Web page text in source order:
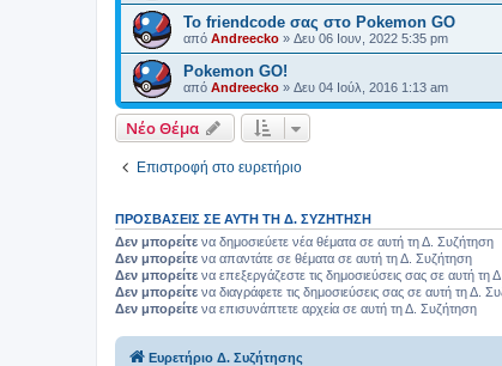
Το friendcode σας στο Pokemon GO
από Andreecko » Δευ 06 Ιουν, 2022 5:35 pm
Pokemon GO!
από Andreecko » Δευ 04 Ιούλ, 2016 1:13 am
Νέο Θέμα
Επιστροφή στο ευρετήριο
ΠΡΟΣΒΆΣΕΙΣ ΣΕ ΑΥΤΉ ΤΗ Δ. ΣΥΖΉΤΗΣΗ
Δεν μπορείτε να δημοσιεύετε νέα θέματα σε αυτή τη Δ. Συζήτηση
Δεν μπορείτε να απαντάτε σε θέματα σε αυτή τη Δ. Συζήτηση
Δεν μπορείτε να επεξεργάζεστε τις δημοσιεύσεις σας σε αυτή τη
Δεν μπορείτε να διαγράφετε τις δημοσιεύσεις σας σε αυτή τη Δ.
Δεν μπορείτε να επισυνάπτετε αρχεία σε αυτή τη Δ. Συζήτηση
Ευρετήριο Δ. Συζήτησης